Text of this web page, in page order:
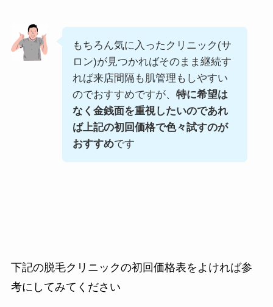
もちろん気に入ったクリニック(サ
ロン)が見つかればそのまま継続す
れば来店間隔も肌管理もしやすい
のでおすすめですが、 特に希望は
なく金銭面を重視したいのであれ
ば上記の初回価格で色々試すのが
おすすめです
下記の脱毛クリニックの初回価格表をよければ参
考にしてみてください